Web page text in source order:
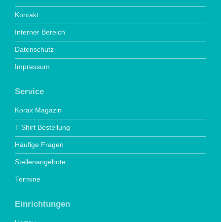
Kontakt
Interner Bereich
Datenschutz
Impressum
Service
Korax Magazin
T-Shirt Bestellung
Häufige Fragen
Stellenangebote
Termine
Einrichtungen